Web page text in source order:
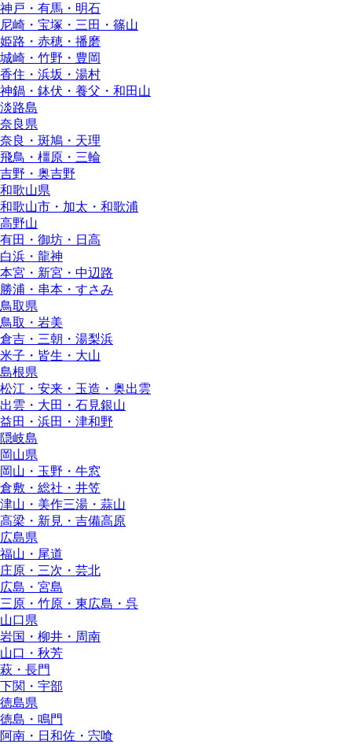
神戸・有馬・明石
尼崎・宝塚・三田・篠山
姫路・赤穂・播磨
城崎・竹野・豊岡
香住・浜坂・湯村
神鍋・鉢伏・養父・和田山
淡路島
奈良県
奈良・斑鳩・天理
飛鳥・橿原・三輪
吉野・奥吉野
和歌山県
和歌山市・加太・和歌浦
高野山
有田・御坊・日高
白浜・龍神
本宮・新宮・中辺路
勝浦・串本・すさみ
鳥取県
鳥取・岩美
倉吉・三朝・湯梨浜
米子・皆生・大山
島根県
松江・安来・玉造・奥出雲
出雲・大田・石見銀山
益田・浜田・津和野
隠岐島
岡山県
岡山・玉野・牛窓
倉敷・総社・井笠
津山・美作三湯・蒜山
高梁・新見・吉備高原
広島県
福山・尾道
庄原・三次・芸北
広島・宮島
三原・竹原・東広島・呉
山口県
岩国・柳井・周南
山口・秋芳
萩・長門
下関・宇部
徳島県
徳島・鳴門
阿南・日和佐・宍喰